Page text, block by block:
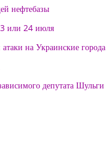
нефтебазы
или 24 июля
на Украинские города
депутата Шульги